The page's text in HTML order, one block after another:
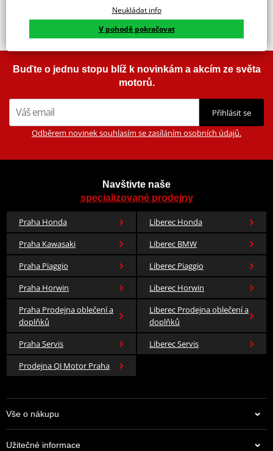
S PPL Parcel Smart máš dopravu na každou objednávku
Buďte o jednu stopu blíž k novinkám a akcím ze světa
motorů.
Přihlásit se
Odběrem novinek souhlasím se zasíláním osobních údajů.
Navštivte naše
specializované prodejny
Praha Honda
Liberec Honda
Praha Kawasaki
Liberec BMW
Praha Piaggio
Liberec Piaggio
Praha Horwin
Liberec Horwin
Praha Prodejna oblečení a
doplňků
Liberec Prodejna oblečení a
doplňků
Praha Servis
Liberec Servis
Prodejna QJ Motor Praha
Vše o nákupu
Užitečné informace
Neukládat info
V pohodě pokračovat